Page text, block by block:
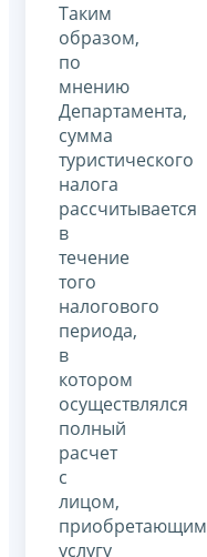
Таким
образом,
по
мнению
Департамента,
сумма
туристического
налога
рассчитывается
в
течение
того
налогового
периода,
в
котором
осуществлялся
полный
расчет
с
лицом,
приобретающим
услугу